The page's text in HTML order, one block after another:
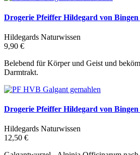
Drogerie Pfeiffer Hildegard von Bingen
Hildegards Naturwissen
9,90 €
Belebend für Körper und Geist und
Darmtrakt.
Drogerie Pfeiffer Hildegard von
Hildegards Naturwissen
12,50 €